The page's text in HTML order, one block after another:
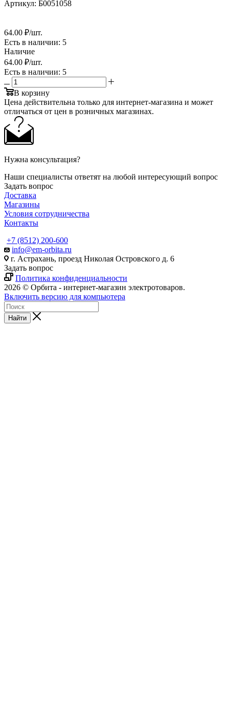
Артикул: Б0051058
64.00 ₽/шт.
Есть в наличии: 5
Наличие
64.00 ₽/шт.
Есть в наличии: 5
В корзину
Цена действительна только для интернет-магазина и может
отличаться от цен в розничных магазинах.
Нужна консультация?
Наши специалисты ответят на любой интересующий вопрос
Задать вопрос
Доставка
Магазины
Условия сотрудничества
Контакты
+7 (8512) 200-600
info@em-orbita.ru
г. Астрахань, проезд Николая Островского д. 6
Задать вопрос
Политика конфиденциальности
2026 © Орбита - интернет-магазин электротоваров.
Включить версию для компьютера
Найти